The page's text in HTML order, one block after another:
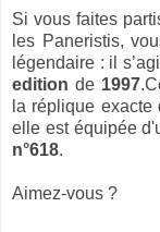
Si vous faites
les Paneristis,
légendaire : il
edition de 1997
la réplique
elle est équipée
n°618.
Aimez-vous ?